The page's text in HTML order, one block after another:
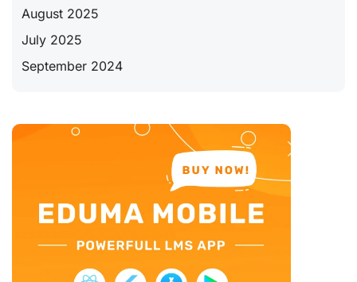
August 2025
July 2025
September 2024